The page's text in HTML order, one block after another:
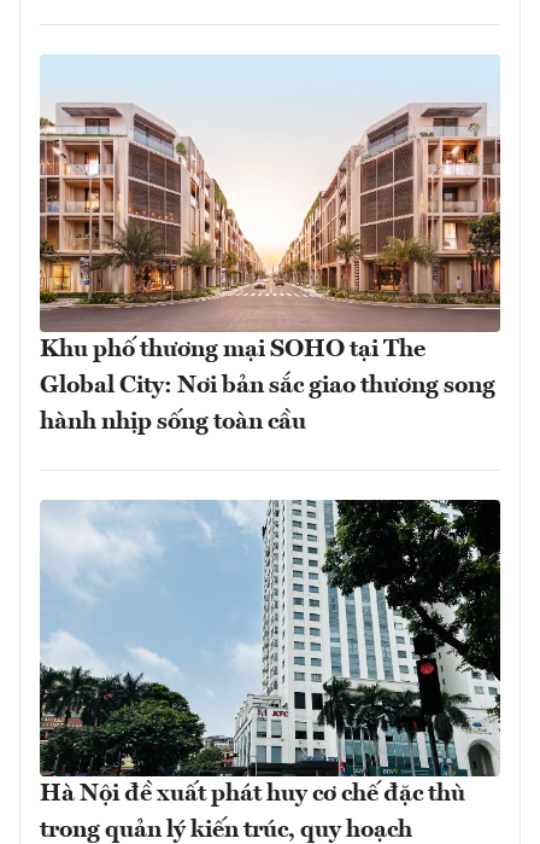
Khu phố thương mại SOHO tại The
Global City: Nơi bản sắc giao thương song
hành nhịp sống toàn cầu
Hà Nội đề xuất phát huy cơ chế đặc thù
trong quản lý kiến trúc, quy hoạch